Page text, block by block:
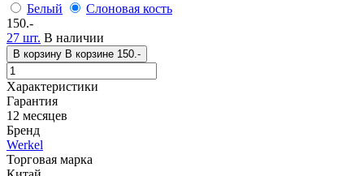
Белый
Слоновая кость
150.-
27 шт. В наличии
В корзину В корзине 150.-
Характеристики
Гарантия
12 месяцев
Бренд
Werkel
Торговая марка